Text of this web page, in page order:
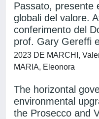
Passato, presente
globali del valore.
conferimento del
prof. Gary Gereffi
2023 DE MARCHI,
MARIA, Eleonora
The horizontal
environmental
the Prosecco and